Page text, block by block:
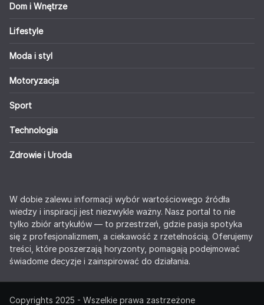
Dom i Wnętrze
Lifestyle
Moda i styl
Motoryzacja
Sport
Technologia
Zdrowie i Uroda
W dobie zalewu informacji wybór wartościowego źródła
wiedzy i inspiracji jest niezwykle ważny. Nasz portal to nie
tylko zbiór artykułów — to przestrzeń, gdzie pasja spotyka
się z profesjonalizmem, a ciekawość z rzetelnością. Oferujemy
treści, które poszerzają horyzonty, pomagają podejmować
świadome decyzje i zainspirować do działania.
Copyrights 2025 - Wszelkie prawa zastrzeżone